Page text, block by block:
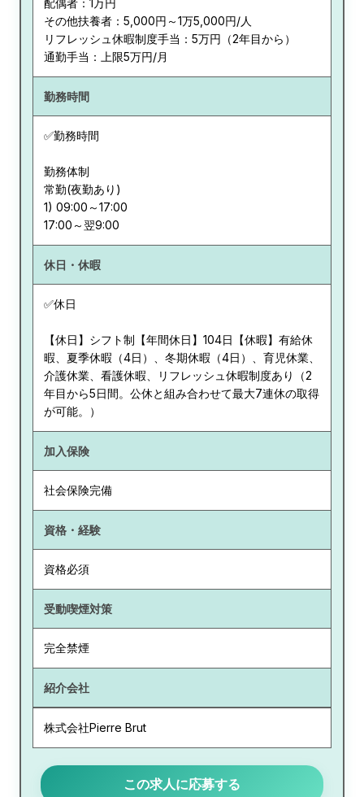
配偶者：1万円
その他扶養者：5,000円～1万5,000円/人
リフレッシュ休暇制度手当：5万円（2年目から）
通勤手当：上限5万円/月
勤務時間
✅勤務時間
勤務体制
常勤(夜勤あり)
1) 09:00～17:00
休日・休暇
✅休日
【休日】シフト制【年間休日】104日【休暇】有給休
暇、夏季休暇（4日）、冬期休暇（4日）、育児休業、
介護休業、看護休暇、リフレッシュ休暇制度あり（2
年目から5日間。公休と組み合わせて最大7連休の取得
が可能。）
加入保険
社会保険完備
資格・経験
資格必須
受動喫煙対策
完全禁煙
紹介会社
株式会社Pierre Brut
この求人に応募する